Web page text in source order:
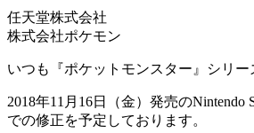
任天堂株式会社
株式会社ポケモン
いつも『ポケットモンスター』シリ
2018年11月16日（金）発売の
での修正を予定しております。